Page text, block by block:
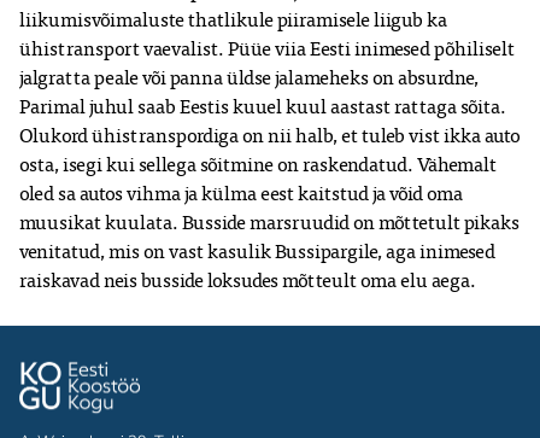
liikumisvõimaluste thatlikule piiramisele liigub ka
ühistransport vaevalist. Püüe viia Eesti inimesed põhiliselt
jalgratta peale või panna üldse jalameheks on absurdne,
Parimal juhul saab Eestis kuuel kuul aastast rattaga sõita.
Olukord ühistranspordiga on nii halb, et tuleb vist ikka auto
osta, isegi kui sellega sõitmine on raskendatud. Vähemalt
oled sa autos vihma ja külma eest kaitstud ja võid oma
muusikat kuulata. Busside marsruudid on mõttetult pikaks
venitatud, mis on vast kasulik Bussipargile, aga inimesed
raiskavad neis busside loksudes mõtteult oma elu aega.